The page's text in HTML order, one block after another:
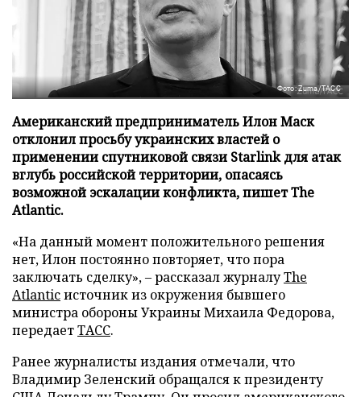
Фото: Zuma/ТАСС
Американский предприниматель Илон Маск
отклонил просьбу украинских властей о
применении спутниковой связи Starlink для атак
вглубь российской территории, опасаясь
возможной эскалации конфликта, пишет The
Atlantic.
«На данный момент положительного решения
нет, Илон постоянно повторяет, что пора
заключать сделку», – рассказал журналуThe
Atlanticисточник из окружения бывшего
министра обороны Украины Михаила Федорова,
передаетТАСС.
Ранее журналисты издания отмечали, что
Владимир Зеленский обращался к президенту